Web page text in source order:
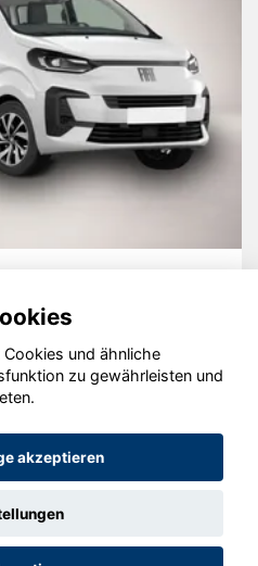
GmbH 2020 - 2026
und ähnliche
zu gewährleisten und
akzeptieren